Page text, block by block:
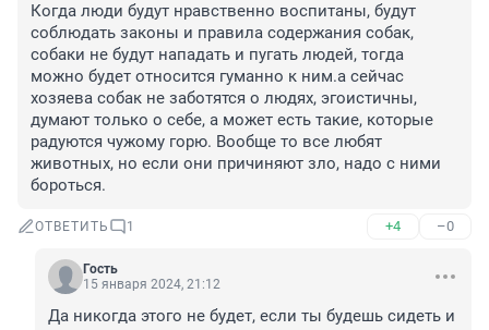
Когда люди будут нравственно воспитаны, будут
соблюдать законы и правила содержания собак,
собаки не будут нападать и пугать людей, тогда
можно будет относится гуманно к ним.а сейчас
хозяева собак не заботятся о людях, эгоистичны,
думают только о себе, а может есть такие, которые
радуются чужому горю. Вообще то все любят
животных, но если они причиняют зло, надо с ними
бороться.
ОТВЕТИТЬ 1 +4 –0
Гость
15 января 2024, 21:12
Да никогда этого не будет, если ты будешь сидеть и